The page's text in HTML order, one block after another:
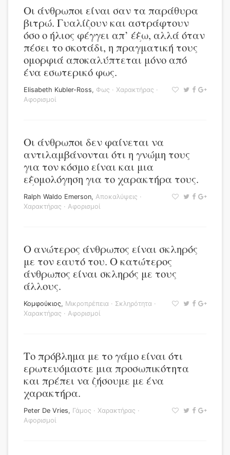
Οι άνθρωποι είναι σαν τα παράθυρα
βιτρώ. Γυαλίζουν και αστράφτουν
όσο ο ήλιος φέγγει απ’ έξω, αλλά όταν
πέσει το σκοτάδι, η πραγματική τους
ομορφιά αποκαλύπτεται μόνο από
ένα εσωτερικό φως.
Elisabeth Kubler-Ross, Φως · Χαρακτήρας ·
Αφορισμοί
Οι άνθρωποι δεν φαίνεται να
αντιλαμβάνονται ότι η γνώμη τους
για τον κόσμο είναι και μια
εξομολόγηση για το χαρακτήρα τους.
Ralph Waldo Emerson, Αποκαλύψεις ·
Χαρακτήρας · Αφορισμοί
Ο ανώτερος άνθρωπος είναι σκληρός
με τον εαυτό του. Ο κατώτερος
άνθρωπος είναι σκληρός με τους
άλλους.
Κομφούκιος, Μικροπρέπεια · Σκληρότητα ·
Χαρακτήρας · Αφορισμοί
Το πρόβλημα με το γάμο είναι ότι
ερωτευόμαστε μια προσωπικότητα
και πρέπει να ζήσουμε με ένα
χαρακτήρα.
Peter De Vries, Γάμος · Χαρακτήρας ·
Αφορισμοί